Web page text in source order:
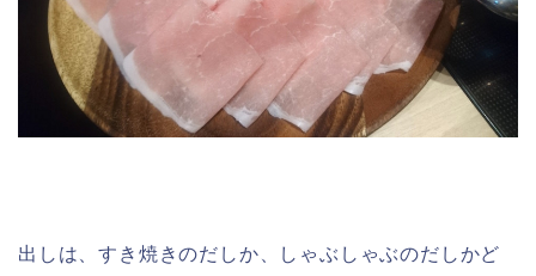
出しは、すき焼きのだしか、しゃぶしゃぶのだしかど